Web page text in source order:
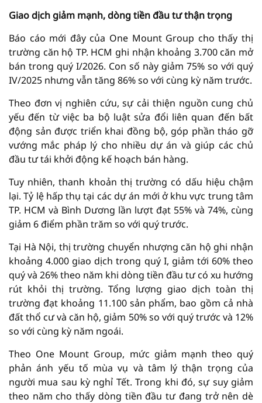
Giao dịch giảm mạnh, dòng tiền đầu tư thận trọng
Báo cáo mới đây của One Mount Group cho thấy thị
trường căn hộ TP. HCM ghi nhận khoảng 3.700 căn mở
bán trong quý I/2026. Con số này giảm 75% so với quý
IV/2025 nhưng vẫn tăng 86% so với cùng kỳ năm trước.
Theo đơn vị nghiên cứu, sự cải thiện nguồn cung chủ
yếu đến từ việc ba bộ luật sửa đổi liên quan đến bất
động sản được triển khai đồng bộ, góp phần tháo gỡ
vướng mắc pháp lý cho nhiều dự án và giúp các chủ
đầu tư tái khởi động kế hoạch bán hàng.
Tuy nhiên, thanh khoản thị trường có dấu hiệu chậm
lại. Tỷ lệ hấp thụ tại các dự án mới ở khu vực trung tâm
TP. HCM và Bình Dương lần lượt đạt 55% và 74%, cùng
giảm 6 điểm phần trăm so với quý trước.
Tại Hà Nội, thị trường chuyển nhượng căn hộ ghi nhận
khoảng 4.000 giao dịch trong quý I, giảm tới 60% theo
quý và 26% theo năm khi dòng tiền đầu tư có xu hướng
rút khỏi thị trường. Tổng lượng giao dịch toàn thị
trường đạt khoảng 11.100 sản phẩm, bao gồm cả nhà
đất thổ cư và căn hộ, giảm 50% so với quý trước và 12%
so với cùng kỳ năm ngoái.
Theo One Mount Group, mức giảm mạnh theo quý
phản ánh yếu tố mùa vụ và tâm lý thận trọng của
người mua sau kỳ nghỉ Tết. Trong khi đó, sự suy giảm
theo năm cho thấy dòng tiền đầu tư đang trở nên dè